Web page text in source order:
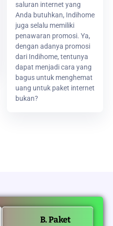
saluran internet yang
Anda butuhkan, Indihome
juga selalu memiliki
penawaran promosi. Ya,
dengan adanya promosi
dari Indihome, tentunya
dapat menjadi cara yang
bagus untuk menghemat
uang untuk paket internet
bukan?
B. Paket